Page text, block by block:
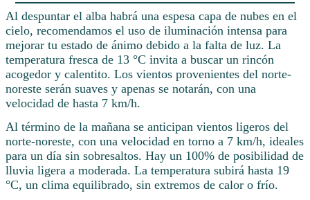
Al despuntar el alba habrá una espesa capa de nubes en el
cielo, recomendamos el uso de iluminación intensa para
mejorar tu estado de ánimo debido a la falta de luz. La
temperatura fresca de 13 °C invita a buscar un rincón
acogedor y calentito. Los vientos provenientes del norte-
noreste serán suaves y apenas se notarán, con una
velocidad de hasta 7 km/h.
Al término de la mañana se anticipan vientos ligeros del
norte-noreste, con una velocidad en torno a 7 km/h, ideales
para un día sin sobresaltos. Hay un 100% de posibilidad de
lluvia ligera a moderada. La temperatura subirá hasta 19
°C, un clima equilibrado, sin extremos de calor o frío.